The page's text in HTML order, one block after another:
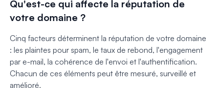
Qu'est-ce qui affecte la réputation de
votre domaine ?
Cinq facteurs déterminent la réputation de votre domaine
: les plaintes pour spam, le taux de rebond, l'engagement
par e-mail, la cohérence de l'envoi et l'authentification.
Chacun de ces éléments peut être mesuré, surveillé et
amélioré.